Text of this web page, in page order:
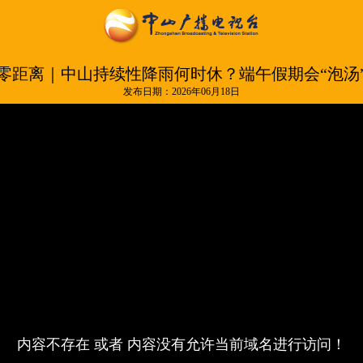
距离｜中山持续性降雨何时休？端午假期会“泡汤
发布日期：2026年06月18日